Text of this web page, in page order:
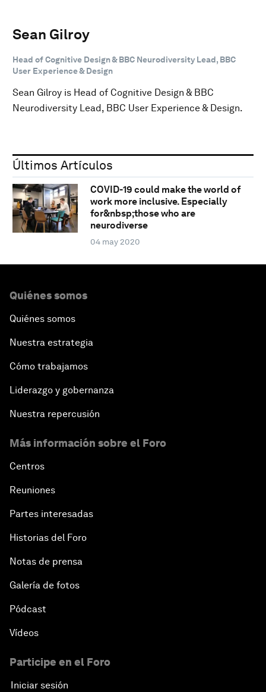
Sean Gilroy
Head of Cognitive Design & BBC Neurodiversity Lead, BBC
User Experience & Design
Sean Gilroy is Head of Cognitive Design & BBC
Neurodiversity Lead, BBC User Experience & Design.
Últimos Artículos
COVID-19 could make the world of
work more inclusive. Especially
for&nbsp;those who are
neurodiverse
04 may 2020
Quiénes somos
Quiénes somos
Nuestra estrategia
Cómo trabajamos
Liderazgo y gobernanza
Nuestra repercusión
Más información sobre el Foro
Centros
Reuniones
Partes interesadas
Historias del Foro
Notas de prensa
Galería de fotos
Pódcast
Vídeos
Participe en el Foro
Iniciar sesión